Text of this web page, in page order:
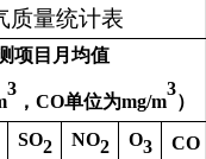
质量统计表
项目月均值
3
， CO单位为mg/m
3
）
SO2 NO2 O3 CO